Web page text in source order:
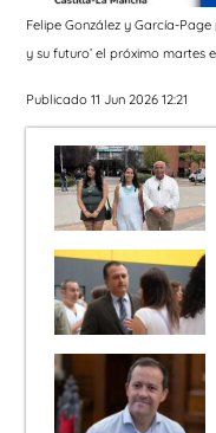
Felipe González y García-
y su futuro’ el próximo martes
Publicado 11 Jun 2026 12:21